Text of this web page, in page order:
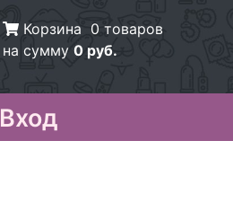
Корзина 0 товаров
на сумму 0 руб.
Вход